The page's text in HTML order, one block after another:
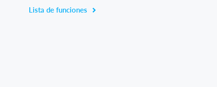
Lista de funciones